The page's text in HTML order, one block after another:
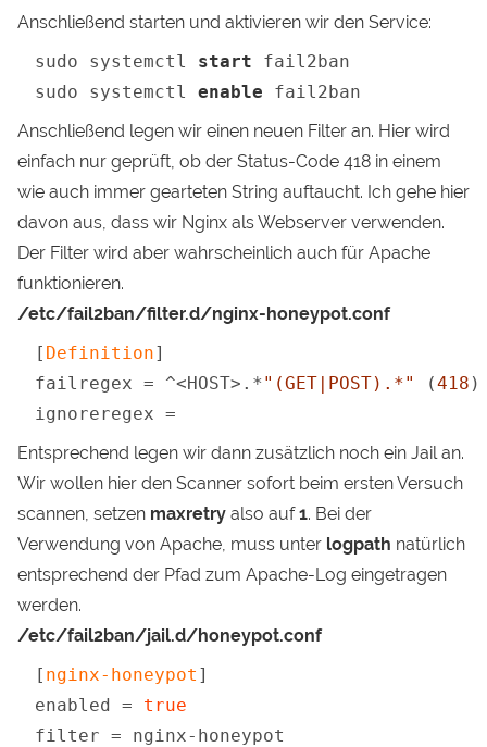
Anschließend starten und aktivieren wir den Service:
sudo systemctl start fail2ban
sudo systemctl enable fail2ban
Anschließend legen wir einen neuen Filter an. Hier wird
einfach nur geprüft, ob der Status-Code 418 in einem
wie auch immer gearteten String auftaucht. Ich gehe hier
davon aus, dass wir Nginx als Webserver verwenden.
Der Filter wird aber wahrscheinlich auch für Apache
funktionieren.
/etc/fail2ban/filter.d/nginx-honeypot.conf
[ Definition]
failregex = ^<HOST>.* "(GET|POST).*" (418 )
ignoreregex =
Entsprechend legen wir dann zusätzlich noch ein Jail an.
Wir wollen hier den Scanner sofort beim ersten Versuch
scannen, setzen maxretry also auf1. Bei der
Verwendung von Apache, muss unter logpath natürlich
entsprechend der Pfad zum Apache-Log eingetragen
werden.
/etc/fail2ban/jail.d/honeypot.conf
[ nginx-honeypot ]
enabled = true
filter = nginx-honeypot